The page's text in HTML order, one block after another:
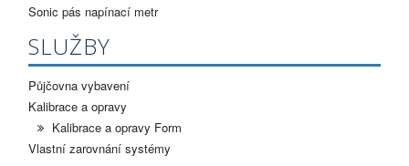
Sonic pás napínací metr
SLUŽBY
Půjčovna vybavení
Kalibrace a opravy
Kalibrace a opravy Form
Vlastní zarovnání systémy